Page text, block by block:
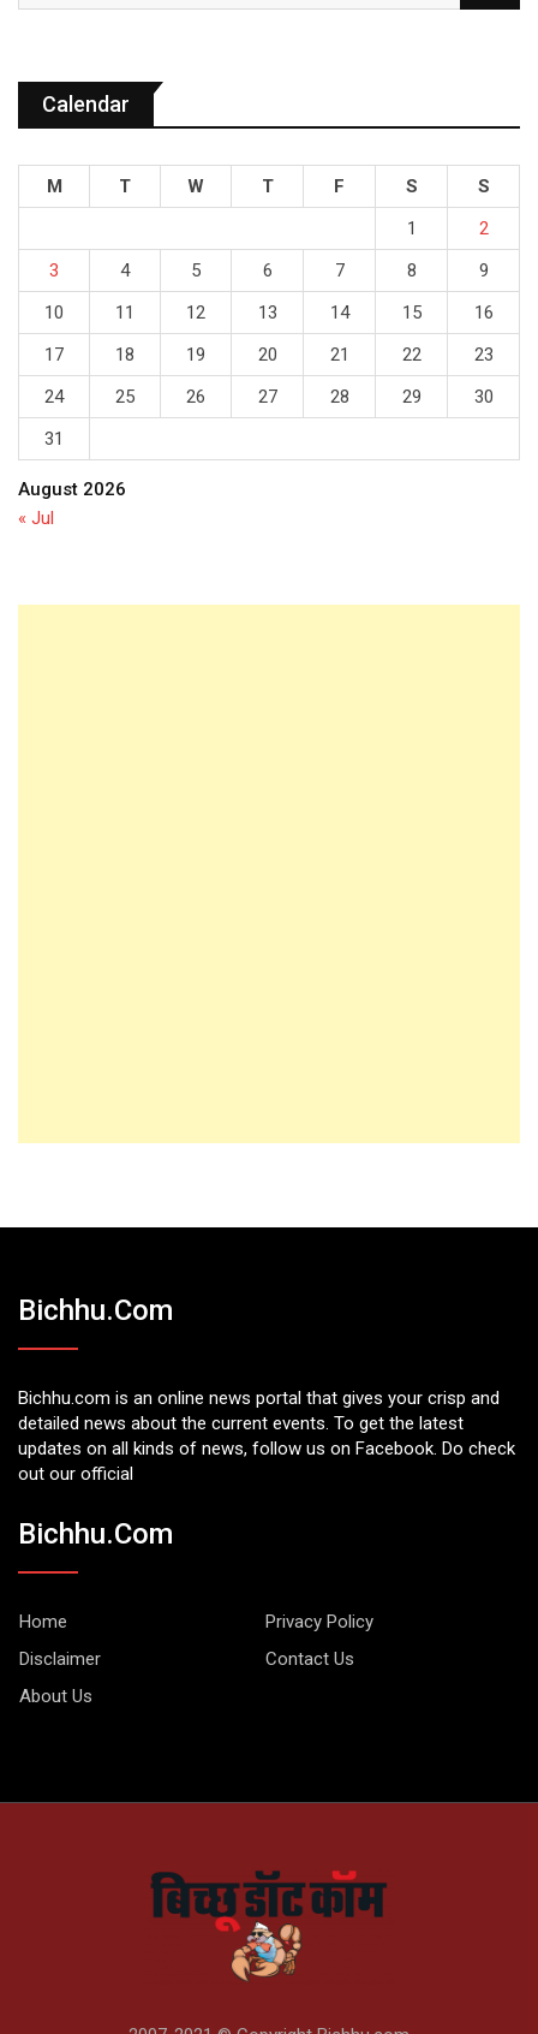
Calendar
August 2026
M T W T F S
S
1
2
3
4 5 6 7 8
9
10
11 12 13 14 15
16
17
18 19 20 21 22
23
24
25 26 27 28 29
30
31
« Jul
Bichhu.com
Bichhu.com is an online news portal that gives your crisp and
detailed news about the current events. To get the latest
updates on all kinds of news, follow us on Facebook. Do check
out our official
Bichhu.com
Home
Privacy Policy
Disclaimer
Contact Us
About Us